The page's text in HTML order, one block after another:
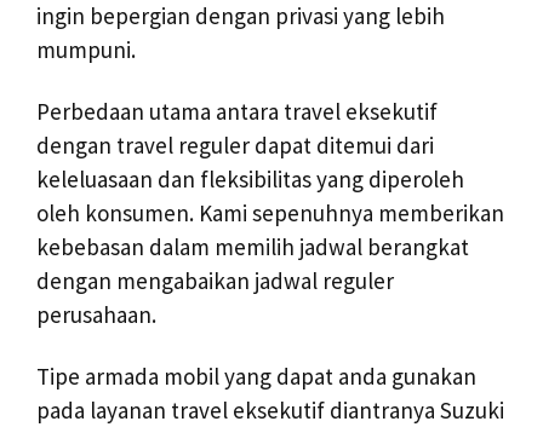
ingin bepergian dengan privasi yang lebih
mumpuni.
Perbedaan utama antara travel eksekutif
dengan travel reguler dapat ditemui dari
keleluasaan dan fleksibilitas yang diperoleh
oleh konsumen. Kami sepenuhnya memberikan
kebebasan dalam memilih jadwal berangkat
dengan mengabaikan jadwal reguler
perusahaan.
Tipe armada mobil yang dapat anda gunakan
pada layanan travel eksekutif diantranya Suzuki